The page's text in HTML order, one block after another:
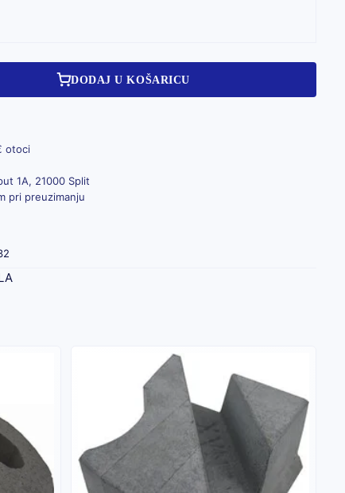
DODAJ U KOŠARICU
otoci
1A, 21000 Split
pri preuzimanju